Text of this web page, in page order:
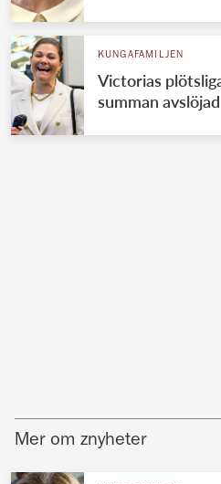
KUNGAFAMILJEN
Victorias
summan avslöjad
Mer om znyheter